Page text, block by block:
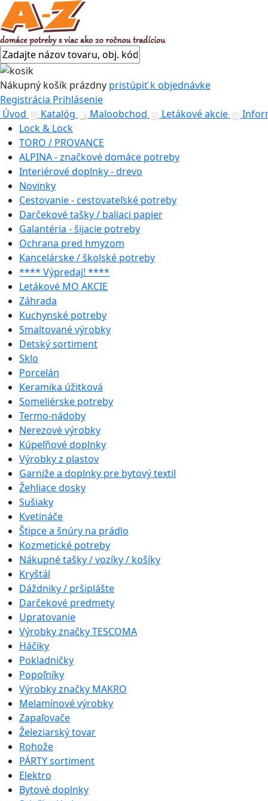
Nákupný košík prázdny pristúpiť k objednávke
Registrácia Prihlásenie
Úvod
Katalóg Maloobchod Letákové akcie
Lock & Lock
TORO / PROVANCE
ALPINA - značkové domáce potreby
Interiérové doplnky - drevo
Novinky
Cestovanie - cestovateľské potreby
Darčekové tašky / baliaci papier
Galantéria - šijacie potreby
Ochrana pred hmyzom
Kancelárske / školské potreby
**** Výpredaj! ****
Letákové MO AKCIE
Záhrada
Kuchynské potreby
Smaltované výrobky
Detský sortiment
Sklo
Porcelán
Keramika úžitková
Someliérske potreby
Termo-nádoby
Nerezové výrobky
Kúpeľňové doplnky
Výrobky z plastov
Garniže a doplnky pre bytový textil
Žehliace dosky
Sušiaky
Kvetináče
Štipce a šnúry na prádlo
Kozmetické potreby
Nákupné tašky / vozíky / košíky
Kryštál
Dáždniky / pršiplášte
Darčekové predmety
Upratovanie
Výrobky značky TESCOMA
Háčiky
Pokladničky
Popoľníky
Výrobky značky MAKRO
Melamínové výrobky
Zapaľovače
Železiarský tovar
Rohože
PÁRTY sortiment
Elektro
Bytové doplnky